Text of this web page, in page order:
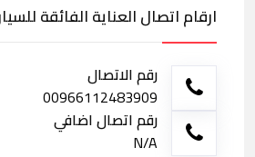
ارقام اتصال العناية الفائقة
رقم الاتصال
00966112483909
رقم اتصال اضافي
N/A